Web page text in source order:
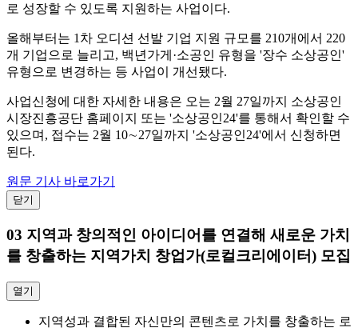
로 성장할 수 있도록 지원하는 사업이다.
올해부터는 1차 오디션 선발 기업 지원 규모를 210개에서 220
개 기업으로 늘리고, 백년가게·소공인 유형을 '장수 소상공인'
유형으로 변경하는 등 사업이 개선됐다.
사업신청에 대한 자세한 내용은 오는 2월 27일까지 소상공인
시장진흥공단 홈페이지 또는 '소상공인24'를 통해서 확인할 수
있으며, 접수는 2월 10∼27일까지 '소상공인24'에서 신청하면
된다.
원문 기사 바로가기
닫기
03 지역과 창의적인 아이디어를 연결해 새로운 가치
를 창출하는 지역가치 창업가(로컬크리에이터) 모집
열기
지역성과 결합된 자신만의 콘텐츠로 가치를 창출하는 로